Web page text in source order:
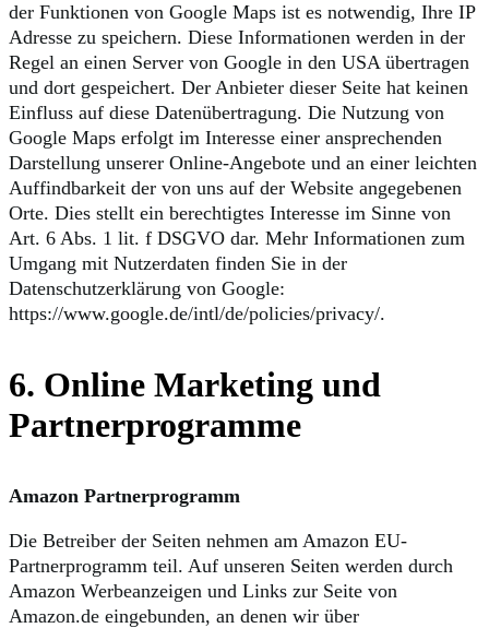
der Funktionen von Google Maps ist es notwendig, Ihre IP
Adresse zu speichern. Diese Informationen werden in der
Regel an einen Server von Google in den USA übertragen
und dort gespeichert. Der Anbieter dieser Seite hat keinen
Einfluss auf diese Datenübertragung. Die Nutzung von
Google Maps erfolgt im Interesse einer ansprechenden
Darstellung unserer Online-Angebote und an einer leichten
Auffindbarkeit der von uns auf der Website angegebenen
Orte. Dies stellt ein berechtigtes Interesse im Sinne von
Art. 6 Abs. 1 lit. f DSGVO dar. Mehr Informationen zum
Umgang mit Nutzerdaten finden Sie in der
Datenschutzerklärung von Google:
https://www.google.de/intl/de/policies/privacy/.
6. Online Marketing und
Partnerprogramme
Amazon Partnerprogramm
Die Betreiber der Seiten nehmen am Amazon EU-
Partnerprogramm teil. Auf unseren Seiten werden durch
Amazon Werbeanzeigen und Links zur Seite von
Amazon.de eingebunden, an denen wir über